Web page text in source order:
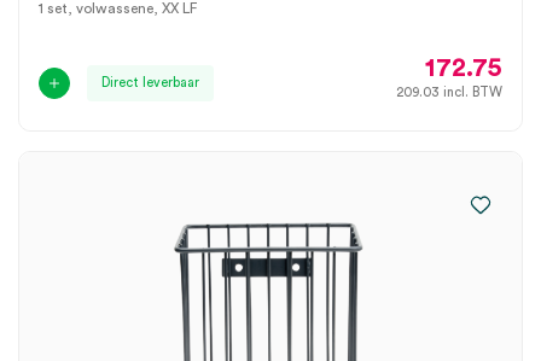
1 set, volwassene, XX LF
Direct leverbaar
172.75
209.03 incl. BTW